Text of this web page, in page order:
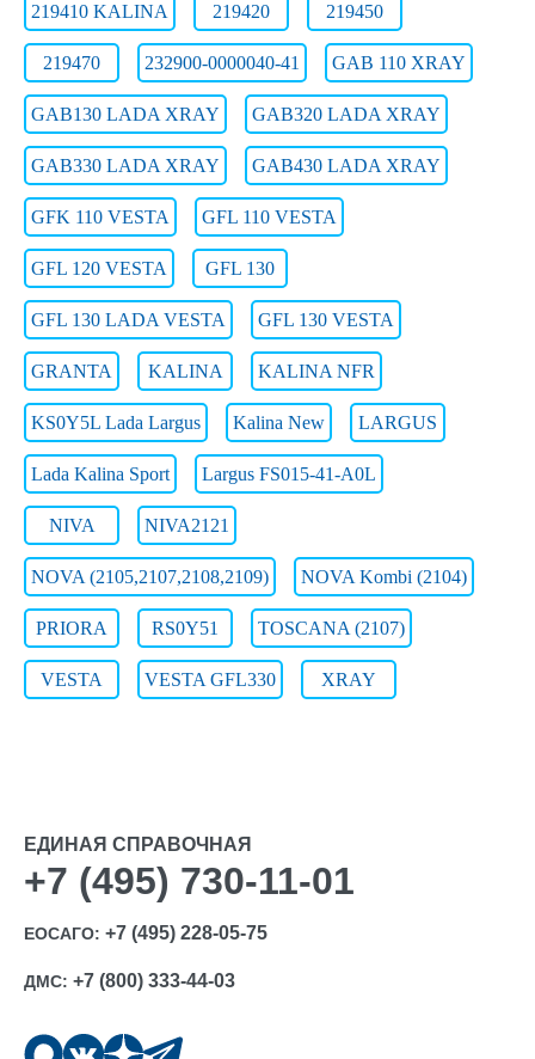
219410 KALINA 219420 219450
219470 232900-0000040-41 GAB 110 XRAY
GAB130 LADA XRAY GAB320 LADA XRAY
GAB330 LADA XRAY GAB430 LADA XRAY
GFK 110 VESTA GFL 110 VESTA
GFL 120 VESTA GFL 130
GFL 130 LADA VESTA GFL 130 VESTA
GRANTA KALINA KALINA NFR
KS0Y5L Lada Largus Kalina New LARGUS
Lada Kalina Sport Largus FS015-41-А0L
NIVA NIVA2121
NOVA (2105,2107,2108,2109) NOVA Kombi (2104)
PRIORA RS0Y51 TOSCANA (2107)
VESTA VESTA GFL330 XRAY
ЕДИНАЯ СПРАВОЧНАЯ
+7 (495) 730-11-01
ЕОСАГО: +7 (495) 228-05-75
ДМС: +7 (800) 333-44-03